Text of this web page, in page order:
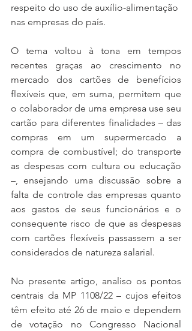
respeito do uso de auxílio-alimentação
nas empresas do país.
O tema voltou à tona em tempos
recentes graças ao crescimento no
mercado dos cartões de benefícios
flexíveis que, em suma, permitem que
o colaborador de uma empresa use seu
cartão para diferentes finalidades – das
compras em um supermercado a
compra de combustível; do transporte
as despesas com cultura ou educação
–, ensejando uma discussão sobre a
falta de controle das empresas quanto
aos gastos de seus funcionários e o
consequente risco de que as despesas
com cartões flexíveis passassem a ser
considerados de natureza salarial.
No presente artigo, analiso os pontos
centrais da MP 1108/22 – cujos efeitos
têm efeito até 26 de maio e dependem
de votação no Congresso Nacional